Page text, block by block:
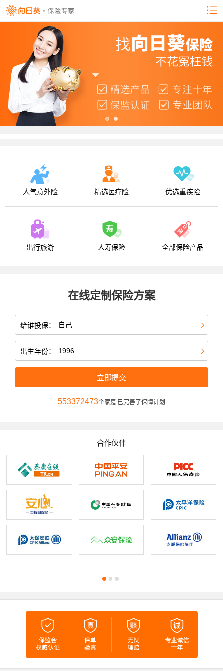
人气意外险 精选医疗险 优选重疾险
出行旅游 人寿保险 全部保险产品
在线定制保险方案
给谁投保：
出生年份：
立即提交
553372473个家庭 已完善了保障计划
合作伙伴